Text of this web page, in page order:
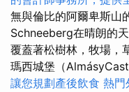
無與倫比的阿爾卑斯山
Schneeberg在晴朗的
覆蓋著松樹林，牧場，
瑪西城堡（
讓您規劃產後飲食 熱門